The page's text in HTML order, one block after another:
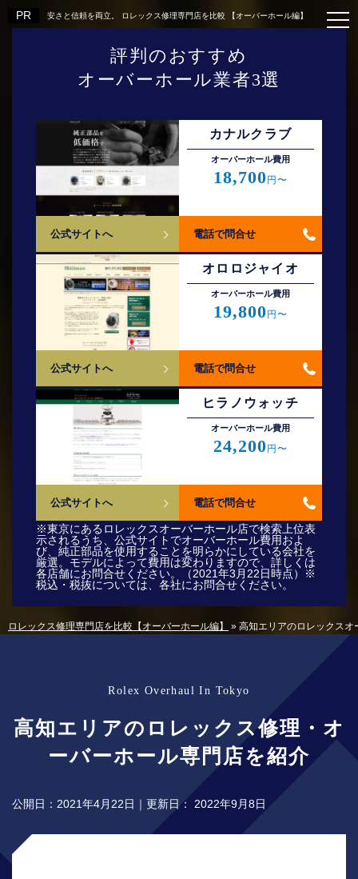
安さと信頼を両立。 ロレックス修理専門店を比較 【オーバーホール編】
評判のおすすめ
オーバーホール業者3選
カナルクラブ
オーバーホール費⽤
18,700 円〜
公式サイトへ 電話で問合せ
オロロジャイオ
オーバーホール費⽤
19,800 円〜
公式サイトへ 電話で問合せ
ヒラノウォッチ
オーバーホール費⽤
24,200 円〜
公式サイトへ 電話で問合せ
※東京にあるロレックスオーバーホール店で検索上位表
示されるうち、公式サイトでオーバーホール費用およ
び、純正部品を使用することを明らかにしている会社を
厳選。モデルによって費用は変わりますので、詳しくは
各店舗にお問合せください。（2021年3月22日時点）※
税込・税抜については、各社にお問合せください。
ロレックス修理専門店を比較【オーバーホール編】 » 高知エリアのロレックス
高知エリアのロレックス修理・オ
ーバーホール専門店を紹介
公開日： 2021年4月22日 ｜更新日： 2022年9月8日